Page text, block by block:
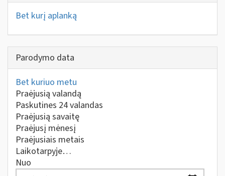
Bet kurį aplanką
Parodymo data
Bet kuriuo metu
Praėjusią valandą
Paskutines 24 valandas
Praėjusią savaitę
Praėjusį mėnesį
Praėjusiais metais
Laikotarpyje…
Nuo